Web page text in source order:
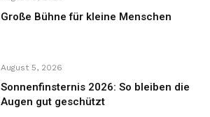
Große Bühne für kleine Menschen
August 5, 2026
Sonnenfinsternis 2026: So bleiben die
Augen gut geschützt